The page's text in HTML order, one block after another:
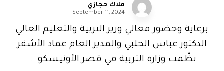
ملاك حجازي
September 11, 2024
برعاية وحضور معالي وزير التربية والتعليم العالي
الدكتور عباس الحلبي والمدير العام عماد الأشقر
نظّمت وزارة التربية في قصر الأونيسكو ...